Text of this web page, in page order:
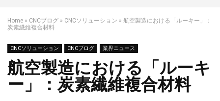
Home » CNCブログ » CNCソリューション » 航空製造における「ルーキー」：
炭素繊維複合材料
CNCソリューション CNCブログ 業界ニュース
航空製造における「ルーキ
ー」：炭素繊維複合材料